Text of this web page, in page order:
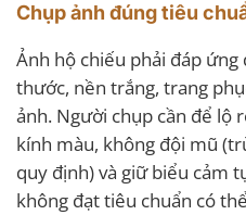
Chụp ảnh đúng tiêu
Ảnh hộ chiếu phải đáp ứng
thước, nền trắng, trang
ảnh. Người chụp cần để lộ
kính màu, không đội mũ
quy định) và giữ biểu cảm
không đạt tiêu chuẩn có